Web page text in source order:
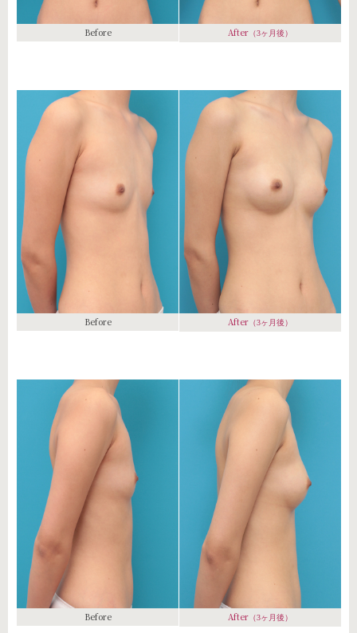
Before After （3ヶ月後）
Before After （3ヶ月後）
Before After （3ヶ月後）